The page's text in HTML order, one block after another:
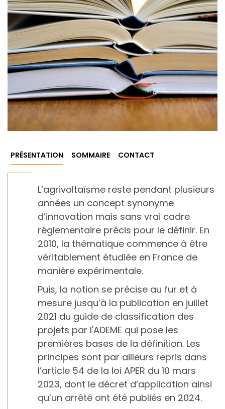
PRÉSENTATION SOMMAIRE CONTACT
L’agrivoltaïsme reste pendant plusieurs
années un concept synonyme
d’innovation mais sans vrai cadre
réglementaire précis pour le définir. En
2010, la thématique commence à être
véritablement étudiée en France de
manière expérimentale.
Puis, la notion se précise au fur et à
mesure jusqu’à la publication en juillet
2021 du guide de classification des
projets par l'ADEME qui pose les
premières bases de la définition. Les
principes sont par ailleurs repris dans
l’article 54 de la loi APER du 10 mars
2023, dont le décret d’application ainsi
qu’un arrêté ont été publiés en 2024.